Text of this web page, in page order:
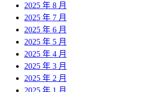
2025 年 8 月
2025 年 7 月
2025 年 6 月
2025 年 5 月
2025 年 4 月
2025 年 3 月
2025 年 2 月
2025 年 1 月